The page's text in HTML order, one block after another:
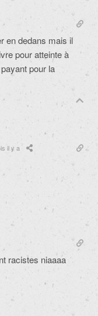
en dedans mais il
pour atteinte à
pour la
il y a
racistes niaaaa